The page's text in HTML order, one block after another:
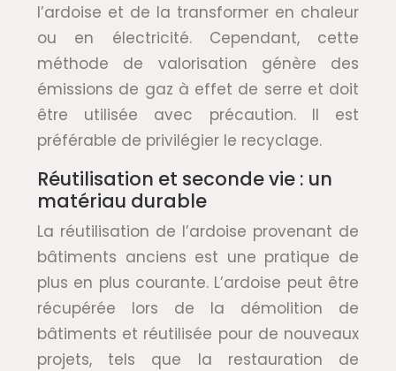
l’ardoise et de la transformer en chaleur
ou en électricité. Cependant, cette
méthode de valorisation génère des
émissions de gaz à effet de serre et doit
être utilisée avec précaution. Il est
préférable de privilégier le recyclage.
Réutilisation et seconde vie : un
matériau durable
La réutilisation de l’ardoise provenant de
bâtiments anciens est une pratique de
plus en plus courante. L’ardoise peut être
récupérée lors de la démolition de
bâtiments et réutilisée pour de nouveaux
projets, tels que la restauration de